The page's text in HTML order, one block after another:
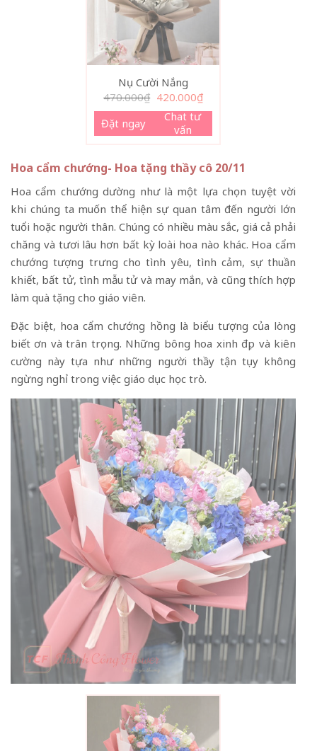
Nụ Cười Nắng
470.000₫ Giá
gốc
là:
470.000₫.
420.000₫Giá
hiện
tại
420.000₫.
Đặt ngay
Chat tư
vấn
Hoa cẩm chướng- Hoa tặng thầy cô 20/11
Hoa cẩm chướng dường như là một lựa chọn tuyệt vời
khi chúng ta muốn thể hiện sự quan tâm đến người lớn
tuổi hoặc người thân. Chúng có nhiều màu sắc, giá cả phải
chăng và tươi lâu hơn bất kỳ loài hoa nào khác. Hoa cẩm
chướng tượng trưng cho tình yêu, tình cảm, sự thuần
khiết, bất tử, tình mẫu tử và may mắn, và cũng thích hợp
làm quà tặng cho giáo viên.
Đặc biệt, hoa cẩm chướng hồng là biểu tượng của lòng
biết ơn và trân trọng. Những bông hoa xinh đẹp và kiên
cường này tựa như những người thầy tận tụy không
ngừng nghỉ trong việc giáo dục học trò.